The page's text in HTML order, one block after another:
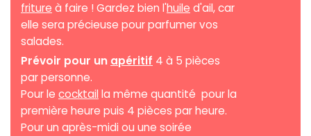
friture à faire ! Gardez bien l'huile d'ail, car
elle sera précieuse pour parfumer vos
salades.
Prévoir pour un apéritif 4 à 5 pièces
par personne.
Pour le cocktail la même quantité pour la
première heure puis 4 pièces par heure.
Pour un après-midi ou une soirée